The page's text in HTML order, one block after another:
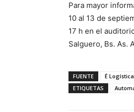
Para mayor
10 al 13 de
17 h en el
Salguero, Bs. As.
FUENTE
É Logística
ETIQUETAS